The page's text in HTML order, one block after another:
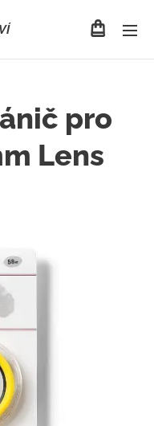
pro
Lens